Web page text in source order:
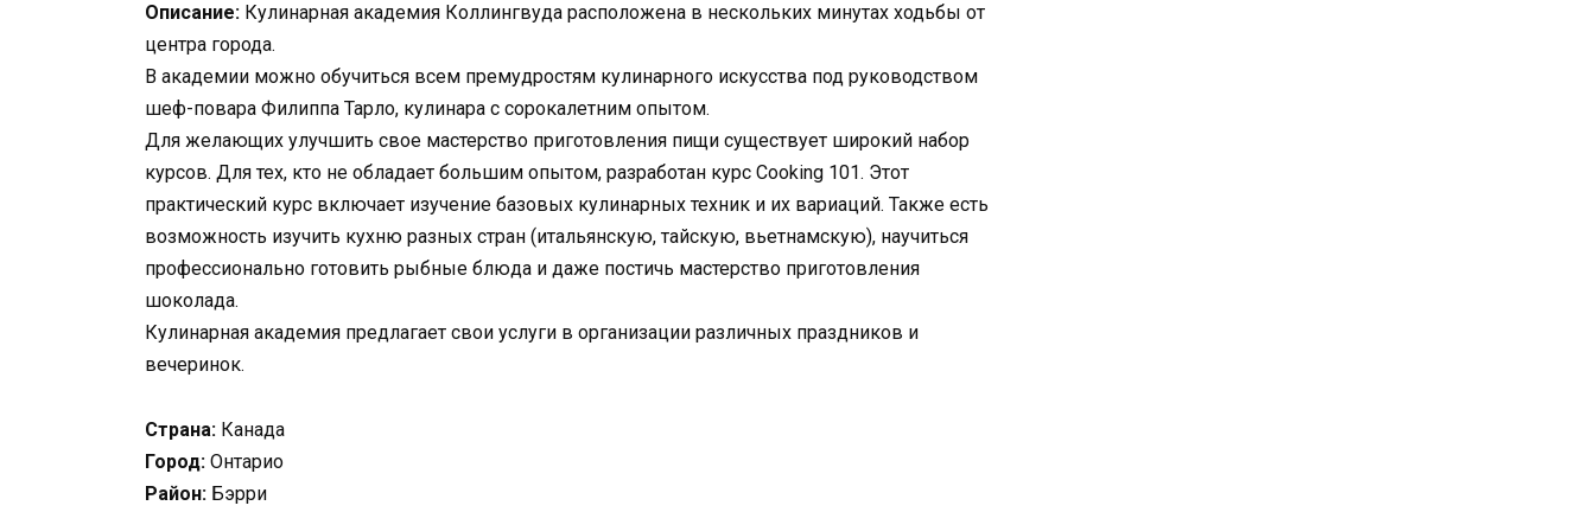
Описание: Кулинарная академия Коллингвуда расположена в нескольких минутах ходьбы от
центра города.
В академии можно обучиться всем премудростям кулинарного искусства под руководством
шеф-повара Филиппа Тарло, кулинара с сорокалетним опытом.
Для желающих улучшить свое мастерство приготовления пищи существует широкий набор
курсов. Для тех, кто не обладает большим опытом, разработан курс Cooking 101. Этот
практический курс включает изучение базовых кулинарных техник и их вариаций. Также есть
возможность изучить кухню разных стран (итальянскую, тайскую, вьетнамскую), научиться
профессионально готовить рыбные блюда и даже постичь мастерство приготовления
шоколада.
Кулинарная академия предлагает свои услуги в организации различных праздников и
вечеринок.
Страна: Канада
Город: Онтарио
Район: Бэрри